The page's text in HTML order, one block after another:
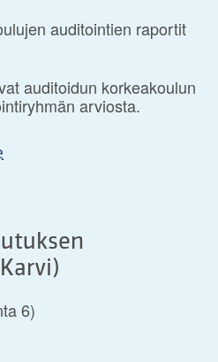
auditointien raportit
auditoidun korkeakoulun
arviosta.
6)